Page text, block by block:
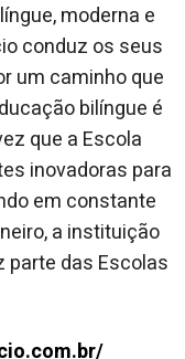
moderna e
conduz os seus
um caminho que
bilíngue é
que a Escola
inovadoras para
em constante
a instituição
parte das Escolas